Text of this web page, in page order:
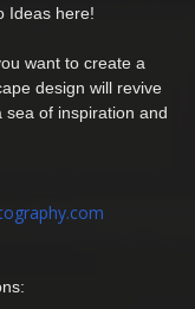
Ideas here!
want to create a
design will revive
of inspiration and